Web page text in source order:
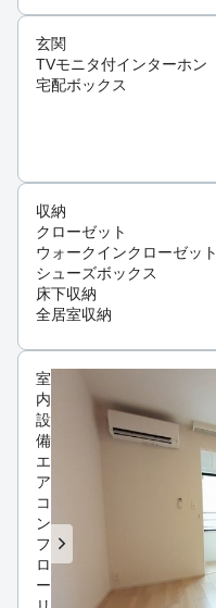
玄関
TVモニタ付インターホン
宅配ボックス
収納
クローゼット
ウォークインクローゼット
シューズボックス
床下収納
全居室収納
室
内
設
備
エ
ア
コ
ン
フ
ロ
ー